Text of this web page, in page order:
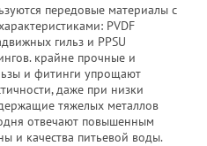
передовые материалы с
PVDF
гильз и PPSU
крайне прочные и
и фитинги упрощают
даже при низки
тяжелых металлов
отвечают повышенным
и качества питьевой воды.